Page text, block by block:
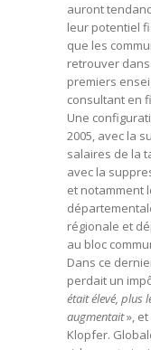
auront
leur potentiel
que les
retrouver
premiers
consultant en
Une
2005, avec la
salaires de la
avec la
et notamment
régionale et
au bloc
Dans ce
perdait un
était élevé, plus
augmentait»,
Klopfer.